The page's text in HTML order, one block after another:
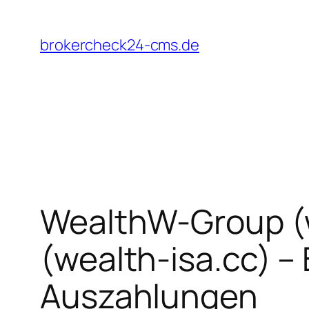
Inhalt
springen
brokercheck24-cms.de
WealthW-Group
(wealth-isa.cc) –
Auszahlungen